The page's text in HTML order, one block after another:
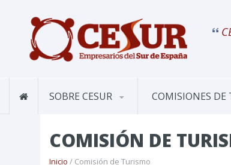
SOBRE CESUR COMISIONES DE
COMISIÓN DE
Inicio / Comisión de Turismo